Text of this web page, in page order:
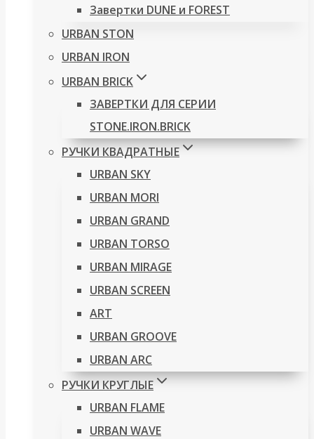
Завертки DUNE и FOREST
URBAN STON
URBAN IRON
URBAN BRICK
ЗАВЕРТКИ ДЛЯ СЕРИИ
STONE.IRON.BRICK
РУЧКИ КВАДРАТНЫЕ
URBAN SKY
URBAN MORI
URBAN GRAND
URBAN TORSO
URBAN MIRAGE
URBAN SCREEN
ART
URBAN GROOVE
URBAN ARC
РУЧКИ КРУГЛЫЕ
URBAN FLAME
URBAN WAVE